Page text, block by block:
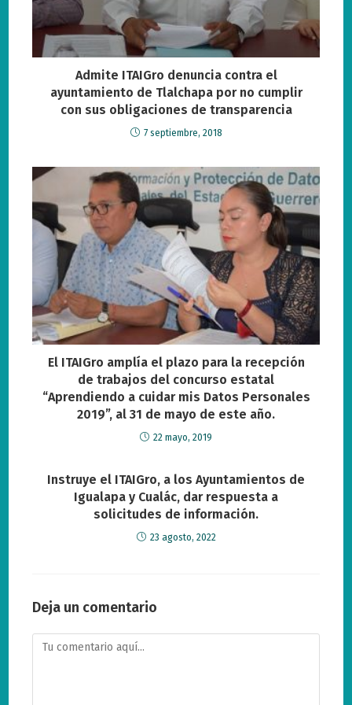
Admite ITAIGro denuncia contra el
ayuntamiento de Tlalchapa por no cumplir
con sus obligaciones de transparencia
7 septiembre, 2018
El ITAIGro amplía el plazo para la recepción
de trabajos del concurso estatal
“Aprendiendo a cuidar mis Datos Personales
2019”, al 31 de mayo de este año.
22 mayo, 2019
Instruye el ITAIGro, a los Ayuntamientos de
Igualapa y Cualác, dar respuesta a
solicitudes de información.
23 agosto, 2022
Deja un comentario
Comentario